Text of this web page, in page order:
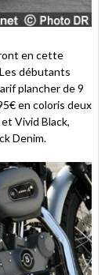
en cette
débutants
plancher de 9
en coloris deux
Vivid Black,
Denim.